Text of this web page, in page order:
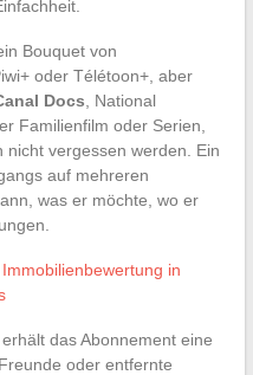
Bouquet von
oder Télétoon+, aber
Docs , National
Familienfilm oder Serien,
vergessen werden. Ein
auf mehreren
was er möchte, wo er
in
das Abonnement eine
oder entfernte